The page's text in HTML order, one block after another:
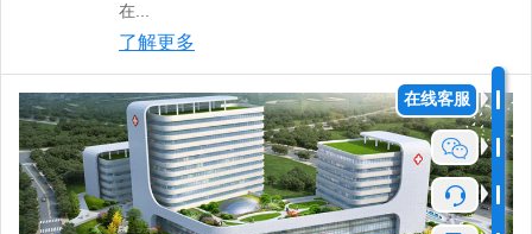
在...
了解更多
在线客服